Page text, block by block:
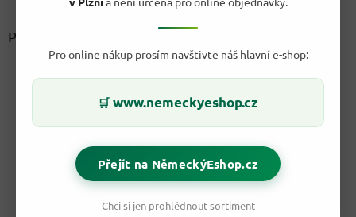
Pro online nákup prosím navštivte náš hlavní e-shop:
🛒 www.nemeckyeshop.cz
Přejít na NěmeckýEshop.cz
Chci si jen prohlédnout sortiment
Přijímáme online platby